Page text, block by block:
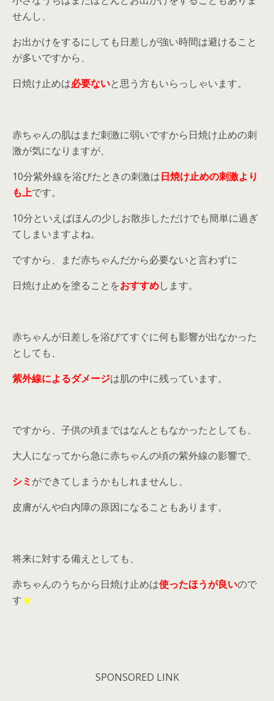
せんし、
お出かけをするにしても日差しが強い時間は避けること
が多いですから、
日焼け止めは必要ないと思う方もいらっしゃいます。
赤ちゃんの肌はまだ刺激に弱いですから日焼け止めの刺
激が気になりますが、
10分紫外線を浴びたときの刺激は日焼け止めの刺激より
も上です。
10分といえばほんの少しお散歩しただけでも簡単に過ぎ
てしまいますよね。
ですから、まだ赤ちゃんだから必要ないと言わずに
日焼け止めを塗ることをおすすめします。
赤ちゃんが日差しを浴びてすぐに何も影響が出なかった
としても、
紫外線によるダメージは肌の中に残っています。
ですから、子供の頃まではなんともなかったとしても、
大人になってから急に赤ちゃんの頃の紫外線の影響で、
シミ ができてしまうかもしれませんし、
皮膚がんや白内障の原因になることもあります。
将来に対する備えとしても、
赤ちゃんのうちから日焼け止めは使ったほうが良いので
す★
SPONSORED LINK